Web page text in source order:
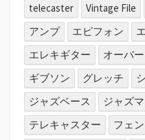
telecaster
Vintage File
アンプ
エピフォン
エレキギター
オーバ
ギブソン
グレッチ
ジャズベース
ジャズ
テレキャスター
フェ